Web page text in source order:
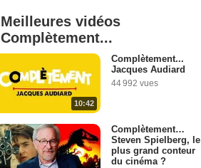
Meilleures vidéos
Complètement...
10:42
Complètement...
Jacques Audiard
44 992 vues
Complètement…
Steven Spielberg, le
plus grand conteur
du cinéma ?